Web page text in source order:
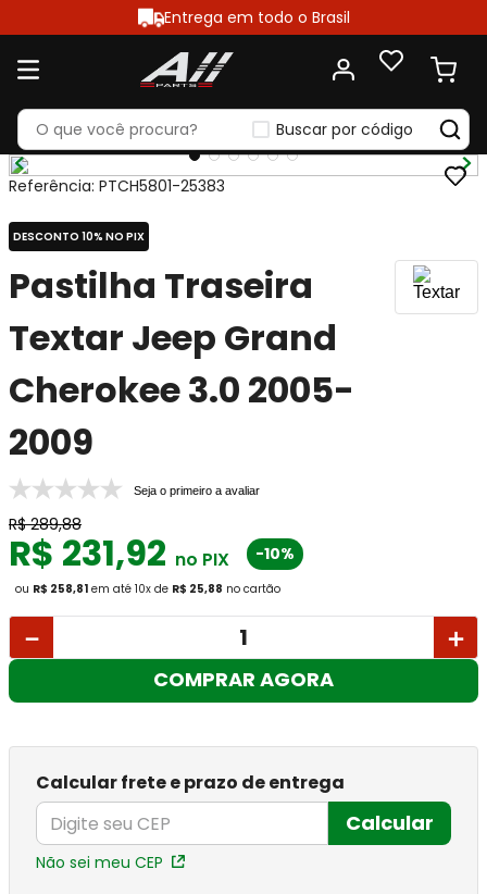
Entrega em todo o Brasil
Buscar por código
Referência: PTCH5801-25383
DESCONTO 10% NO PIX
Pastilha Traseira
Textar Jeep Grand
Cherokee 3.0 2005-
2009
Seja o primeiro a avaliar
R$ 289,88
R$ 231,92 no PIX -10%
ou R$ 258,81 em até 10x de R$ 25,88 no cartão
＋
－
COMPRAR AGORA
Calcular frete e prazo de entrega
Calcular
Não sei meu CEP